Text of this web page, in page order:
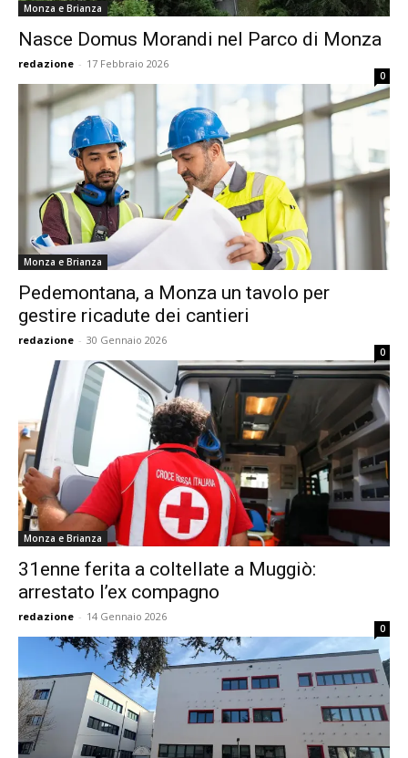
Monza e Brianza
Nasce Domus Morandi nel Parco di Monza
redazione - 17 Febbraio 2026
0
Monza e Brianza
Pedemontana, a Monza un tavolo per
gestire ricadute dei cantieri
redazione - 30 Gennaio 2026
0
Monza e Brianza
31enne ferita a coltellate a Muggiò:
arrestato l’ex compagno
redazione - 14 Gennaio 2026
0